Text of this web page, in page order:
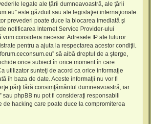
legale ale ţării dumneavoastră, ale ţării
este găzduit sau ale legislaţiei internaţionale.
prevederi poate duce la blocarea imediată şi
notificarea Internet Service Provider-ului
vom considera necesar. Adresele IP ale tuturor
pentru a ajuta la respectarea acestor condiţii.
să aibă dreptul de a şterge,
orice subiect în orice moment în care
utilizator sunteţi de acord ca orice informaţie
în baza de date. Aceste informaţii nu vor fi
părţi fără consimţământul dumneavoastră, iar
sau phpBB nu pot fi consideraţi responsabili
de hacking care poate duce la compromiterea